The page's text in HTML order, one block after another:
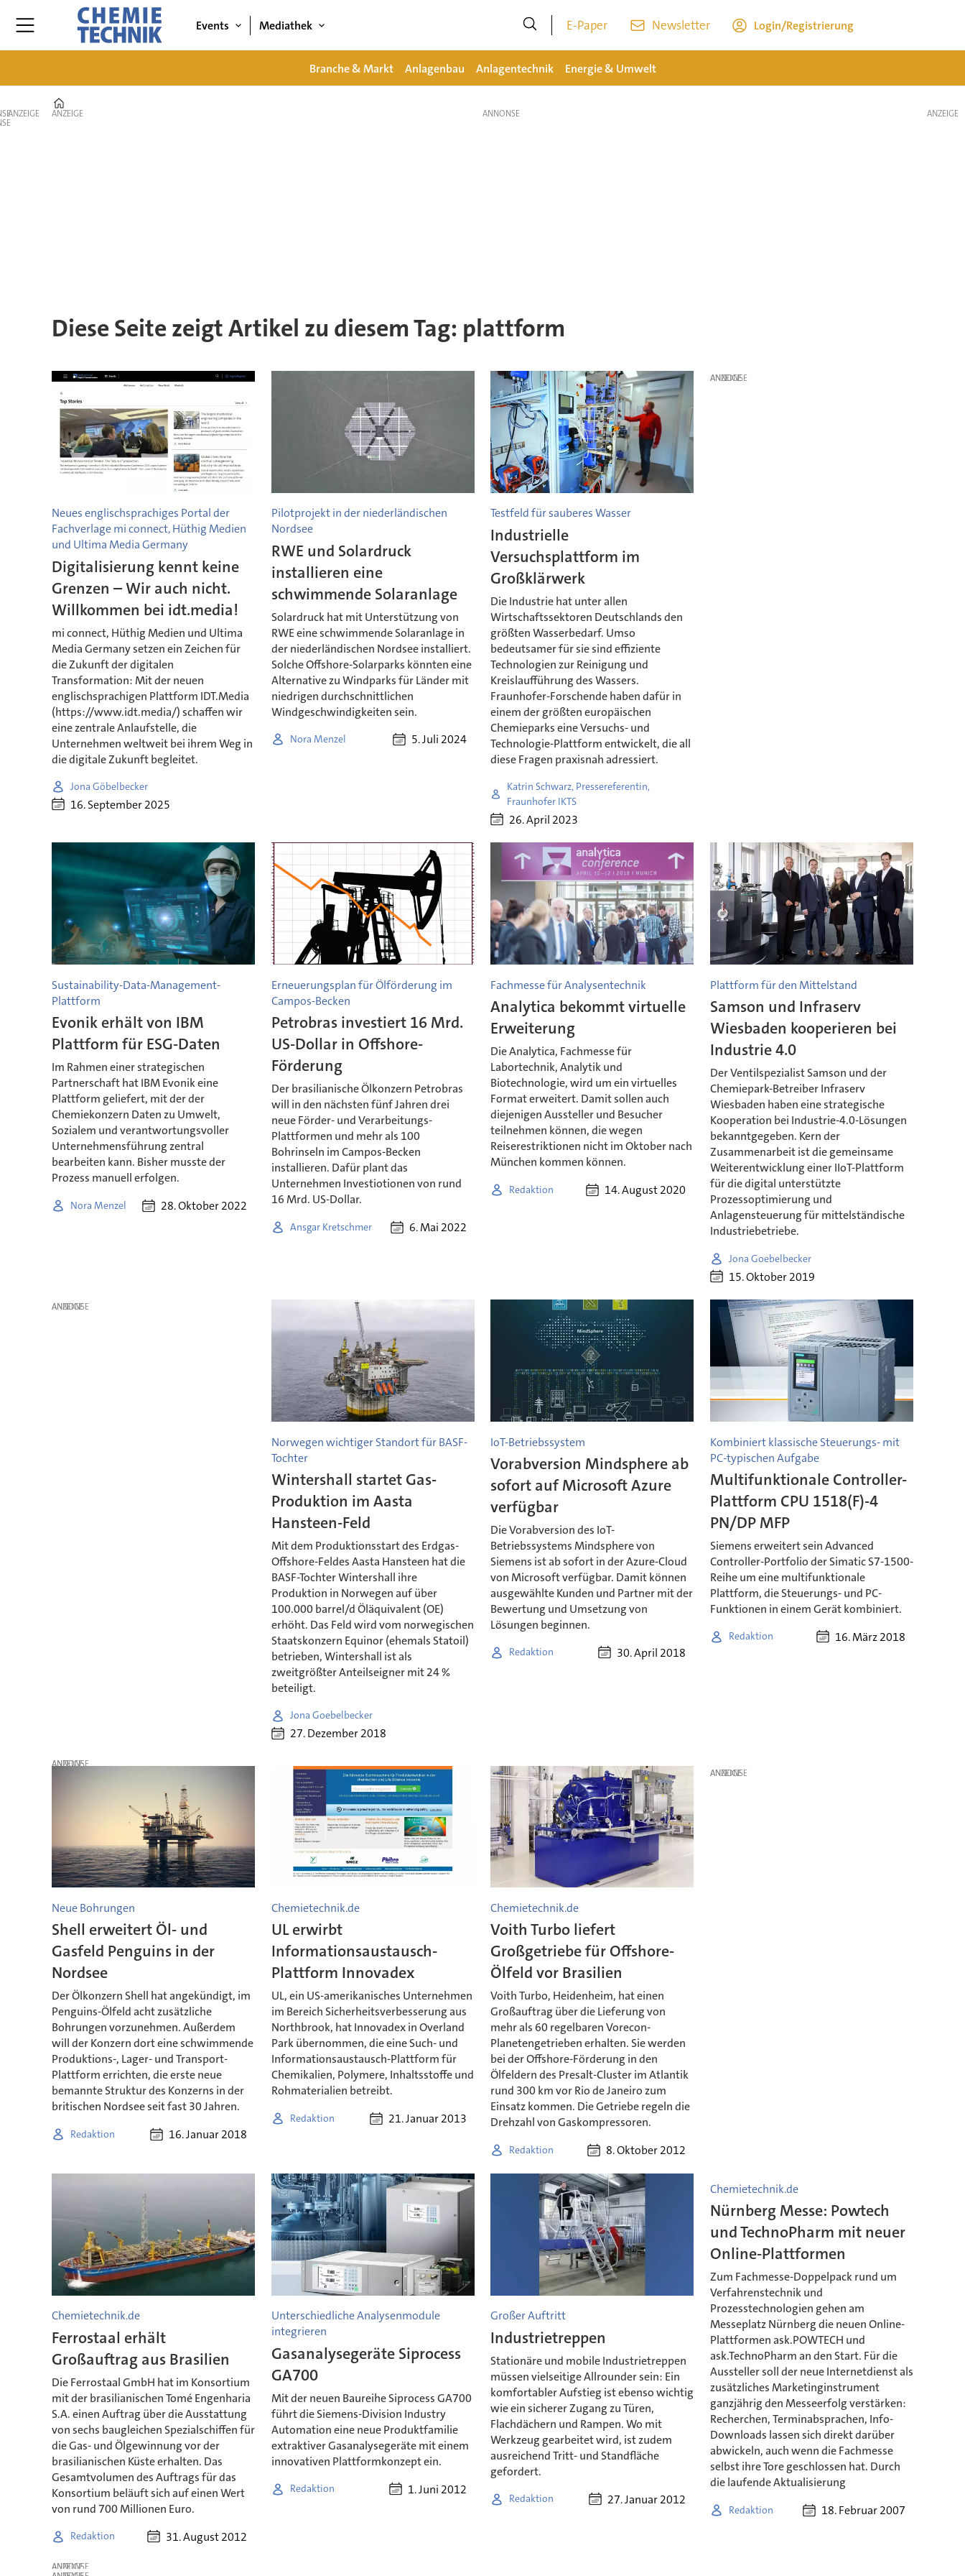
Events Mediathek E-Paper Newsletter Login/Registrierung
Branche & Markt Anlagenbau Anlagentechnik Energie & Umwelt
ANZEIGE ANZEIGE
Diese Seite zeigt Artikel zu diesem Tag: plattform
Neues englischsprachiges Portal der
Fachverlage mi connect, Hüthig Medien
und Ultima Media Germany
Digitalisierung kennt keine
Grenzen – Wir auch nicht.
Willkommen bei idt.media!
mi connect, Hüthig Medien und Ultima
Media Germany setzen ein Zeichen für
die Zukunft der digitalen
Transformation: Mit der neuen
englischsprachigen Plattform IDT.Media
(https://www.idt.media/) schaffen wir
eine zentrale Anlaufstelle, die
Unternehmen weltweit bei ihrem Weg in
die digitale Zukunft begleitet.
Jona Göbelbecker
16. September 2025
Pilotprojekt in der niederländischen
Nordsee
RWE und Solardruck
installieren eine
schwimmende Solaranlage
Solardruck hat mit Unterstützung von
RWE eine schwimmende Solaranlage in
der niederländischen Nordsee installiert.
Solche Offshore-Solarparks könnten eine
Alternative zu Windparks für Länder mit
niedrigen durchschnittlichen
Windgeschwindigkeiten sein.
Nora Menzel 5. Juli 2024
Testfeld für sauberes Wasser
Industrielle
Versuchsplattform im
Großklärwerk
Die Industrie hat unter allen
Wirtschaftssektoren Deutschlands den
größten Wasserbedarf. Umso
bedeutsamer für sie sind effiziente
Technologien zur Reinigung und
Kreislaufführung des Wassers.
Fraunhofer-Forschende haben dafür in
einem der größten europäischen
Chemieparks eine Versuchs- und
Technologie-Plattform entwickelt, die all
diese Fragen praxisnah adressiert.
Katrin Schwarz, Pressereferentin,
Fraunhofer IKTS
26. April 2023
ANZEIGE
Sustainability-Data-Management-
Plattform
Evonik erhält von IBM
Plattform für ESG-Daten
Im Rahmen einer strategischen
Partnerschaft hat IBM Evonik eine
Plattform geliefert, mit der der
Chemiekonzern Daten zu Umwelt,
Sozialem und verantwortungsvoller
Unternehmensführung zentral
bearbeiten kann. Bisher musste der
Prozess manuell erfolgen.
Nora Menzel 28. Oktober 2022
Erneuerungsplan für Ölförderung im
Campos-Becken
Petrobras investiert 16 Mrd.
US-Dollar in Offshore-
Förderung
Der brasilianische Ölkonzern Petrobras
will in den nächsten fünf Jahren drei
neue Förder- und Verarbeitungs-
Plattformen und mehr als 100
Bohrinseln im Campos-Becken
installieren. Dafür plant das
Unternehmen Investiotionen von rund
16 Mrd. US-Dollar.
Ansgar Kretschmer 6. Mai 2022
Fachmesse für Analysentechnik
Analytica bekommt virtuelle
Erweiterung
Die Analytica, Fachmesse für
Labortechnik, Analytik und
Biotechnologie, wird um ein virtuelles
Format erweitert. Damit sollen auch
diejenigen Aussteller und Besucher
teilnehmen können, die wegen
Reiserestriktionen nicht im Oktober nach
München kommen können.
Redaktion 14. August 2020
Plattform für den Mittelstand
Samson und Infraserv
Wiesbaden kooperieren bei
Industrie 4.0
Der Ventilspezialist Samson und der
Chemiepark-Betreiber Infraserv
Wiesbaden haben eine strategische
Kooperation bei Industrie-4.0-Lösungen
bekanntgegeben. Kern der
Zusammenarbeit ist die gemeinsame
Weiterentwicklung einer IIoT-Plattform
für die digital unterstützte
Prozessoptimierung und
Anlagensteuerung für mittelständische
Industriebetriebe.
Jona Goebelbecker
15. Oktober 2019
ANZEIGE
Norwegen wichtiger Standort für BASF-
Tochter
Wintershall startet Gas-
Produktion im Aasta
Hansteen-Feld
Mit dem Produktionsstart des Erdgas-
Offshore-Feldes Aasta Hansteen hat die
BASF-Tochter Wintershall ihre
Produktion in Norwegen auf über
100.000 barrel/d Öläquivalent (OE)
erhöht. Das Feld wird vom norwegischen
Staatskonzern Equinor (ehemals Statoil)
betrieben, Wintershall ist als
zweitgrößter Anteilseigner mit 24 %
beteiligt.
Jona Goebelbecker
27. Dezember 2018
IoT-Betriebssystem
Vorabversion Mindsphere ab
sofort auf Microsoft Azure
verfügbar
Die Vorabversion des IoT-
Betriebssystems Mindsphere von
Siemens ist ab sofort in der Azure-Cloud
von Microsoft verfügbar. Damit können
ausgewählte Kunden und Partner mit der
Bewertung und Umsetzung von
Lösungen beginnen.
Redaktion 30. April 2018
Kombiniert klassische Steuerungs- mit
PC-typischen Aufgabe
Multifunktionale Controller-
Plattform CPU 1518(F)-4
PN/DP MFP
Siemens erweitert sein Advanced
Controller-Portfolio der Simatic S7-1500-
Reihe um eine multifunktionale
Plattform, die Steuerungs- und PC-
Funktionen in einem Gerät kombiniert.
Redaktion 16. März 2018
ANZEIGE
Neue Bohrungen
Shell erweitert Öl- und
Gasfeld Penguins in der
Nordsee
Der Ölkonzern Shell hat angekündigt, im
Penguins-Ölfeld acht zusätzliche
Bohrungen vorzunehmen. Außerdem
will der Konzern dort eine schwimmende
Produktions-, Lager- und Transport-
Plattform errichten, die erste neue
bemannte Struktur des Konzerns in der
britischen Nordsee seit fast 30 Jahren.
Redaktion 16. Januar 2018
Chemietechnik.de
UL erwirbt
Informationsaustausch-
Plattform Innovadex
UL, ein US-amerikanisches Unternehmen
im Bereich Sicherheitsverbesserung aus
Northbrook, hat Innovadex in Overland
Park übernommen, die eine Such- und
Informationsaustausch-Plattform für
Chemikalien, Polymere, Inhaltsstoffe und
Rohmaterialien betreibt.
Redaktion 21. Januar 2013
Chemietechnik.de
Voith Turbo liefert
Großgetriebe für Offshore-
Ölfeld vor Brasilien
Voith Turbo, Heidenheim, hat einen
Großauftrag über die Lieferung von
mehr als 60 regelbaren Vorecon-
Planetengetrieben erhalten. Sie werden
bei der Offshore-Förderung in den
Ölfeldern des Presalt-Cluster im Atlantik
rund 300 km vor Rio de Janeiro zum
Einsatz kommen. Die Getriebe regeln die
Drehzahl von Gaskompressoren.
Redaktion 8. Oktober 2012
ANZEIGE
Chemietechnik.de
Ferrostaal erhält
Großauftrag aus Brasilien
Die Ferrostaal GmbH hat im Konsortium
mit der brasilianischen Tomé Engenharia
S.A. einen Auftrag über die Ausstattung
von sechs baugleichen Spezialschiffen für
die Gas- und Ölgewinnung vor der
brasilianischen Küste erhalten. Das
Gesamtvolumen des Auftrags für das
Konsortium beläuft sich auf einen Wert
von rund 700 Millionen Euro.
Redaktion 31. August 2012
Unterschiedliche Analysenmodule
integrieren
Gasanalysegeräte Siprocess
GA700
Mit der neuen Baureihe Siprocess GA700
führt die Siemens-Division Industry
Automation eine neue Produktfamilie
extraktiver Gasanalysegeräte mit einem
innovativen Plattformkonzept ein.
Redaktion 1. Juni 2012
Großer Auftritt
Industrietreppen
Stationäre und mobile Industrietreppen
müssen vielseitige Allrounder sein: Ein
komfortabler Aufstieg ist ebenso wichtig
wie ein sicherer Zugang zu Türen,
Flachdächern und Rampen. Wo mit
Werkzeug gearbeitet wird, ist zudem
ausreichend Tritt- und Standfläche
gefordert.
Redaktion 27. Januar 2012
Chemietechnik.de
Nürnberg Messe: Powtech
und TechnoPharm mit neuer
Online-Plattformen
Zum Fachmesse-Doppelpack rund um
Verfahrenstechnik und
Prozesstechnologien gehen am
Messeplatz Nürnberg die neuen Online-
Plattformen ask.POWTECH und
ask.TechnoPharm an den Start. Für die
Aussteller soll der neue Internetdienst als
zusätzliches Marketinginstrument
ganzjährig den Messeerfolg verstärken:
Recherchen, Terminabsprachen, Info-
Downloads lassen sich direkt darüber
abwickeln, auch wenn die Fachmesse
selbst ihre Tore geschlossen hat. Durch
die laufende Aktualisierung
Redaktion 18. Februar 2007
ANZEIGE
ANZEIGE